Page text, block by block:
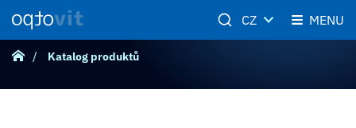
Katalog produktů
MENU
CZ